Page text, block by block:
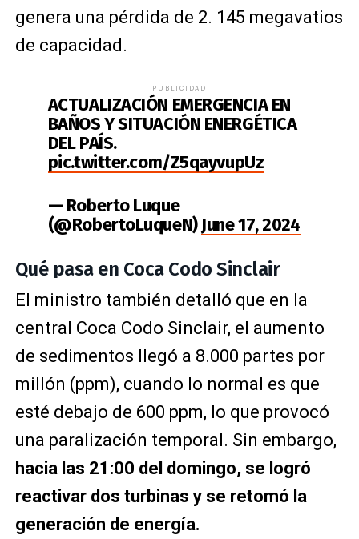
genera una pérdida de 2. 145 megavatios
de capacidad.
PUBLICIDAD
ACTUALIZACIÓN EMERGENCIA EN
BAÑOS Y SITUACIÓN ENERGÉTICA
DEL PAÍS.
pic.twitter.com/Z5qayvupUz
— Roberto Luque
(@RobertoLuqueN)June 17, 2024
Qué pasa en Coca Codo Sinclair
El ministro también detalló que en la
central Coca Codo Sinclair, el aumento
de sedimentos llegó a 8.000 partes por
millón (ppm), cuando lo normal es que
esté debajo de 600 ppm, lo que provocó
una paralización temporal. Sin embargo,
hacia las 21:00 del domingo, se logró
reactivar dos turbinas y se retomó la
generación de energía.